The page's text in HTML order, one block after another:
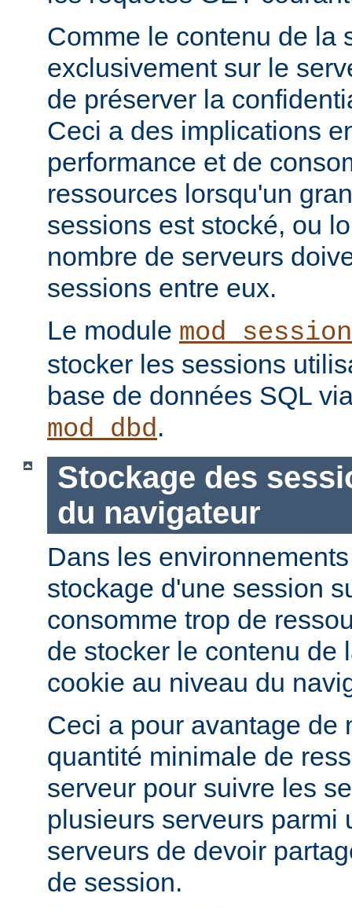
Comme le contenu de la
exclusivement sur le
de préserver la
Ceci a des implications
performance et de
ressources lorsqu'un
sessions est stocké, ou
nombre de serveurs
sessions entre eux.
Le module
stocker les sessions
base de données SQL
mod_dbd.
Stockage des
du navigateur
Dans les
stockage d'une session
consomme trop de
de stocker le contenu de
cookie au niveau du
Ceci a pour avantage de
quantité minimale de
serveur pour suivre les
plusieurs serveurs parmi
serveurs de devoir
de session.